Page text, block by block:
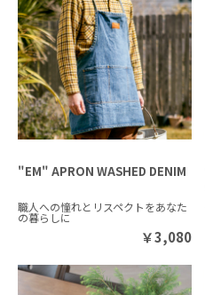
"EM" APRON WASHED DENIM
職人への憧れとリスペクトをあなた
の暮らしに
￥3,080